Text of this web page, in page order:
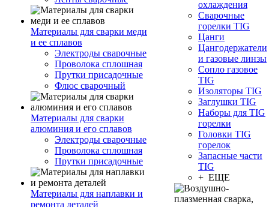
Материалы для сварки меди
и ее сплавов
Электроды сварочные
Проволока сплошная
Прутки присадочные
Флюс сварочный
Материалы для сварки
алюминия и его сплавов
Электроды сварочные
Проволока сплошная
Прутки присадочные
Материалы для наплавки и
ремонта деталей
охлаждения
Сварочные
горелки TIG
Цанги
Цангодержатели
и газовые линзы
Сопло газовое
TIG
Изоляторы TIG
Заглушки TIG
Наборы для TIG
горелки
Головки TIG
горелок
Запасные части
TIG
+ ЕЩЕ